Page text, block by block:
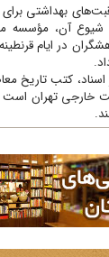
آن، مؤسسه
در ایام قرنطینه
کتب تاریخ
تهران است که